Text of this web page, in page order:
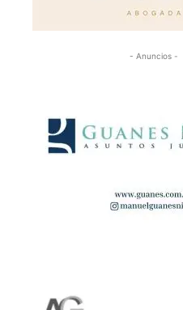
- Anuncios -